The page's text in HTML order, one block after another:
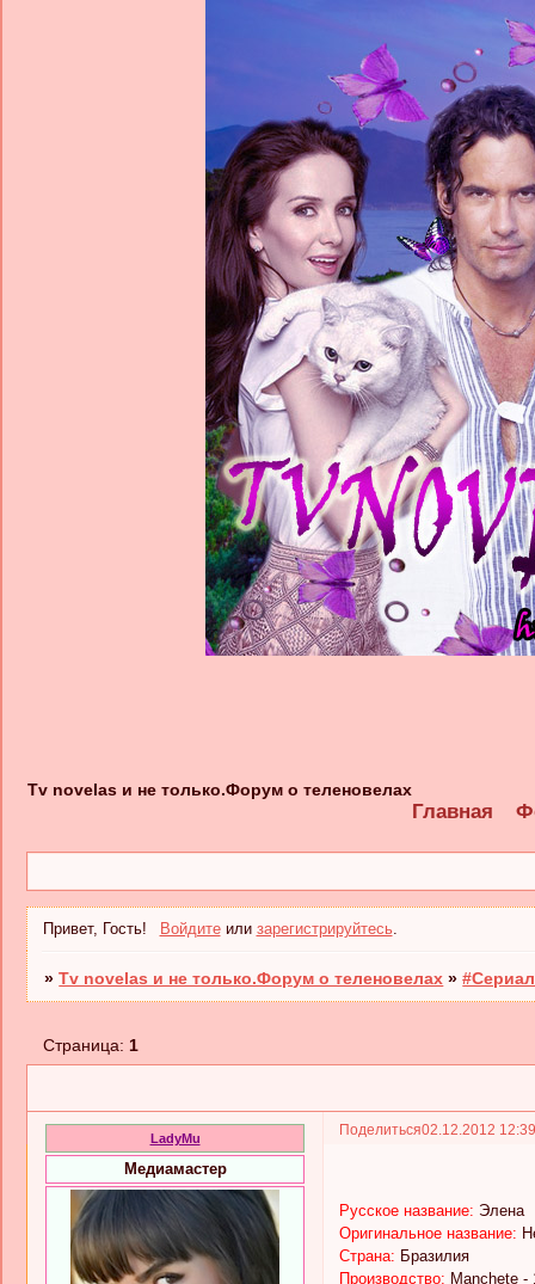
Tv novelas и не только.Форум о теленовелах
Главная
Привет, Гость! Войдитеили зарегистрируйтесь.
»Tv novelas и не только.Форум о теленовелах »
Страница:1
Поделиться02.12.2012
LadyMu
Медиамастер
Русское название: Элена
Оригинальное название:
Страна: Бразилия
Производство: Manchete -